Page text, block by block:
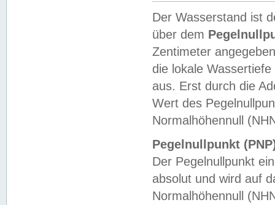
Der Wasserstand ist
über dem
Zentimeter
die lokale
aus. Erst durch die
Wert des
Normalhöhennull
Pegelnullpunkt
Der Pegelnullpunkt
absolut und wird auf
Normalhöhennull